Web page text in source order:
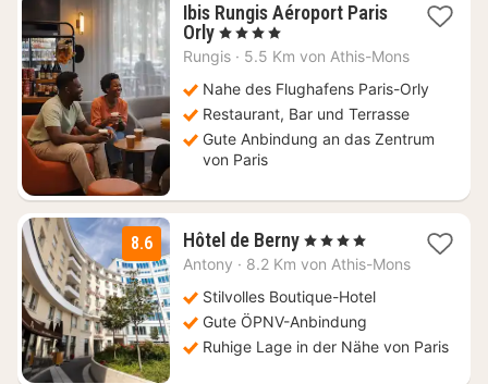
Ibis Rungis Aéroport Paris
Orly1
Nacht
ab
89
€
, 4 Sterne
Rungis · 5.5 Km von Athis-Mons
Nahe des Flughafens Paris-Orly
Restaurant, Bar und Terrasse
Gute Anbindung an das Zentrum
von Paris
8.6 Hôtel de Berny2
Nächte
69
€
, 4 Sterne
Antony · 8.2 Km von Athis-Mons
Stilvolles Boutique-Hotel
Gute ÖPNV-Anbindung
Ruhige Lage in der Nähe von Paris